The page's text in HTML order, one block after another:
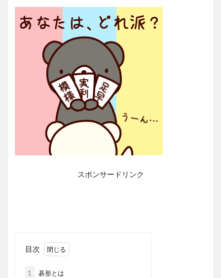
スポンサードリンク
目次
1 碁形とは